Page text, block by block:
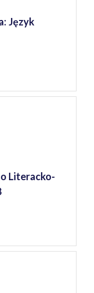
Język
Literacko-